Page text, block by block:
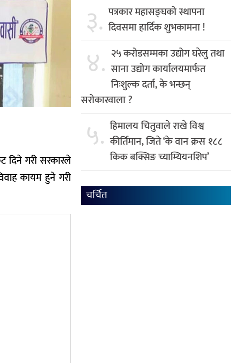
दिने गरी सरकारले
कायम हुने गरी
३. पत्रकार महासङ्घको स्थापना
दिवसमा हार्दिक शुभकामना !
४. २५ करोडसम्मका उद्योग घरेलु तथा
साना उद्योग कार्यालयमार्फत
निःशुल्क दर्ता, के भन्छन्
सरोकारवाला ?
५. हिमालय चितुवाले राखे विश्व
कीर्तिमान, जिते ‘के वान क्रस १८८
किक बक्सिङ च्याम्यियनशिप’
चर्चित